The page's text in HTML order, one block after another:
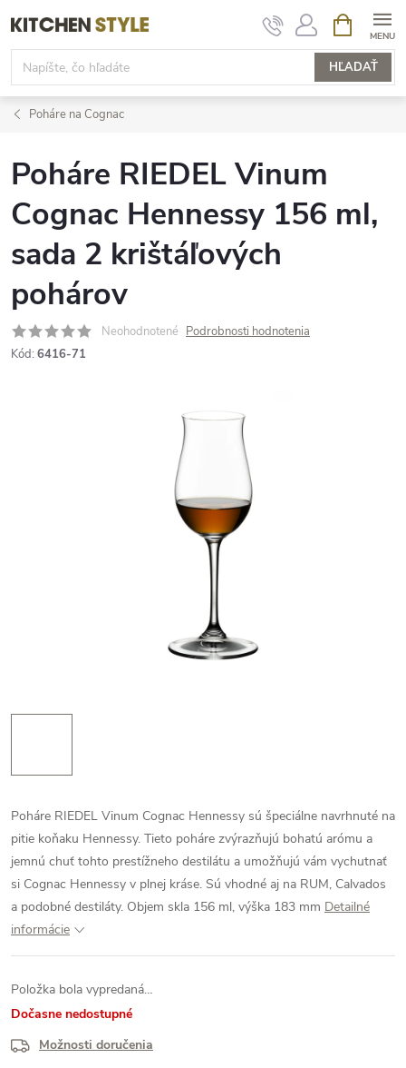
na
obsah
HĽADAŤ
KOŠÍK
Poháre na Cognac
Poháre RIEDEL Vinum
Cognac Hennessy 156 ml,
sada 2 krištáľových
pohárov
Neohodnotené Podrobnosti hodnotenia
Kód: 6416-71
Poháre RIEDEL Vinum Cognac Hennessy sú špeciálne navrhnuté na
pitie koňaku Hennessy. Tieto poháre zvýrazňujú bohatú arómu a
jemnú chuť tohto prestížneho destilátu a umožňujú vám vychutnať
si Cognac Hennessy v plnej kráse. Sú vhodné aj na RUM, Calvados
a podobné destiláty. Objem skla 156 ml, výška 183 mm Detailné
informácie
Položka bola vypredaná…
Dočasne nedostupné
Možnosti doručenia